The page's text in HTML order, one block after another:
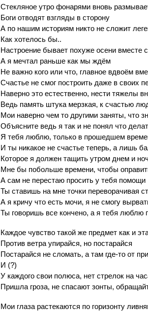
Стекляное утро фонарями вновь
Боги отводят взгляды в сторону
А по нашим историям никто не сложит
Как хотелось бы..
Настроение бывает похуже осени вместе
А я мечтал раньше как мы ждём
Не важно кого или что, главное вдвоём
Счастье не смог построить даже в своих
Наверно это естественно, нести тяжелы
Ведь память штука мерзкая, к счастью
Мои наверно чем то другими заняты, что
Объясните ведь я так и не понял что
Я тебя люблю, только в прошедшем
И ты никакое не счастье теперь, а лишь
Которое я должен тащить утром днем и
Мне бы побольше времени, чтобы
А сам не перестаю просить у тебя помощи
Ты ставишь на мне точки переворачивая
А я кричу что есть мочи, я не смогу
Ты говоришь все кончено, а я тебя люблю
Каждое чувство такой же предмет как и
Против ветра упирайся, но постарайся
Постарайся не сломать, а там где-то от
И (?)
У каждого свои полюса, нет стрелок на
Пришла гроза, не спасают зонты,
Мои глаза растекаются по горизонту